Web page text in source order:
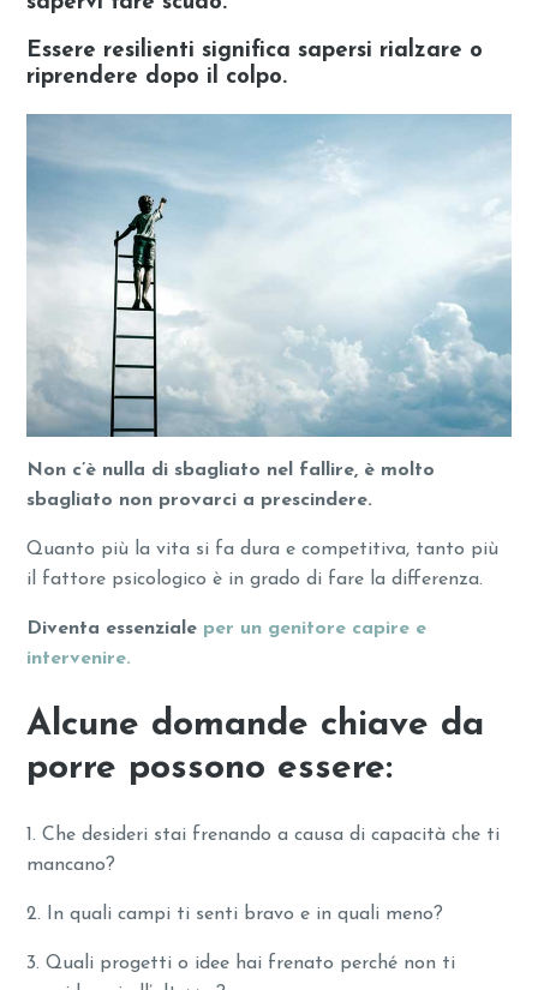
Essere resilienti significa sapersi rialzare o
riprendere dopo il colpo.
Non c’è nulla di sbagliato nel fallire, è molto
sbagliato non provarci a prescindere.
Quanto più la vita si fa dura e competitiva, tanto più
il fattore psicologico è in grado di fare la differenza.
Diventa essenziale per un genitore capire e
intervenire.
Alcune domande chiave da
porre possono essere:
1. Che desideri stai frenando a causa di capacità che ti
mancano?
2. In quali campi ti senti bravo e in quali meno?
3. Quali progetti o idee hai frenato perché non ti